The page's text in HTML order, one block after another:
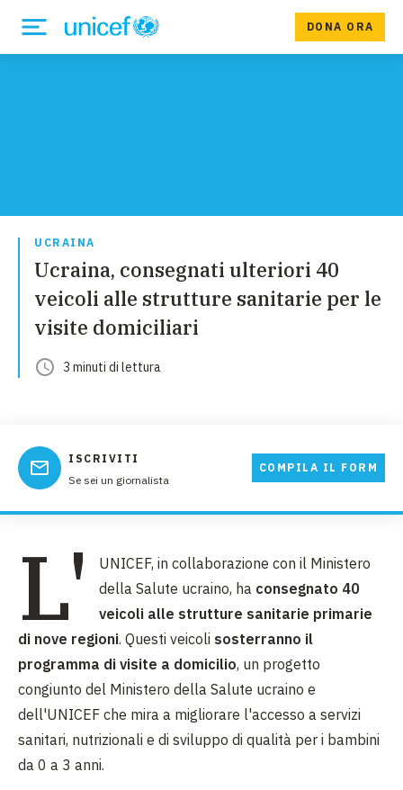
DONA ORA
UCRAINA
Ucraina, consegnati ulteriori 40
veicoli alle strutture sanitarie per le
visite domiciliari
3 minuti di lettura
ISCRIVITI
Se sei un giornalista
COMPILA IL FORM
L'
UNICEF, in collaborazione con il Ministero
della Salute ucraino, ha consegnato 40
veicoli alle strutture sanitarie primarie
di nove regioni. Questi veicoli sosterranno il
programma di visite a domicilio, un progetto
congiunto del Ministero della Salute ucraino e
dell'UNICEF che mira a migliorare l'accesso a servizi
sanitari, nutrizionali e di sviluppo di qualità per i bambini
da 0 a 3 anni.